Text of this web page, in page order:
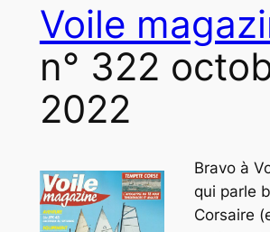
Voile
n° 322
2022
Bravo à
qui parle
Corsaire